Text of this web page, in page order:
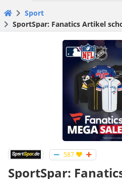
Sport
SportSpar: Fanatics Artikel schon ab
587
SportSpar: